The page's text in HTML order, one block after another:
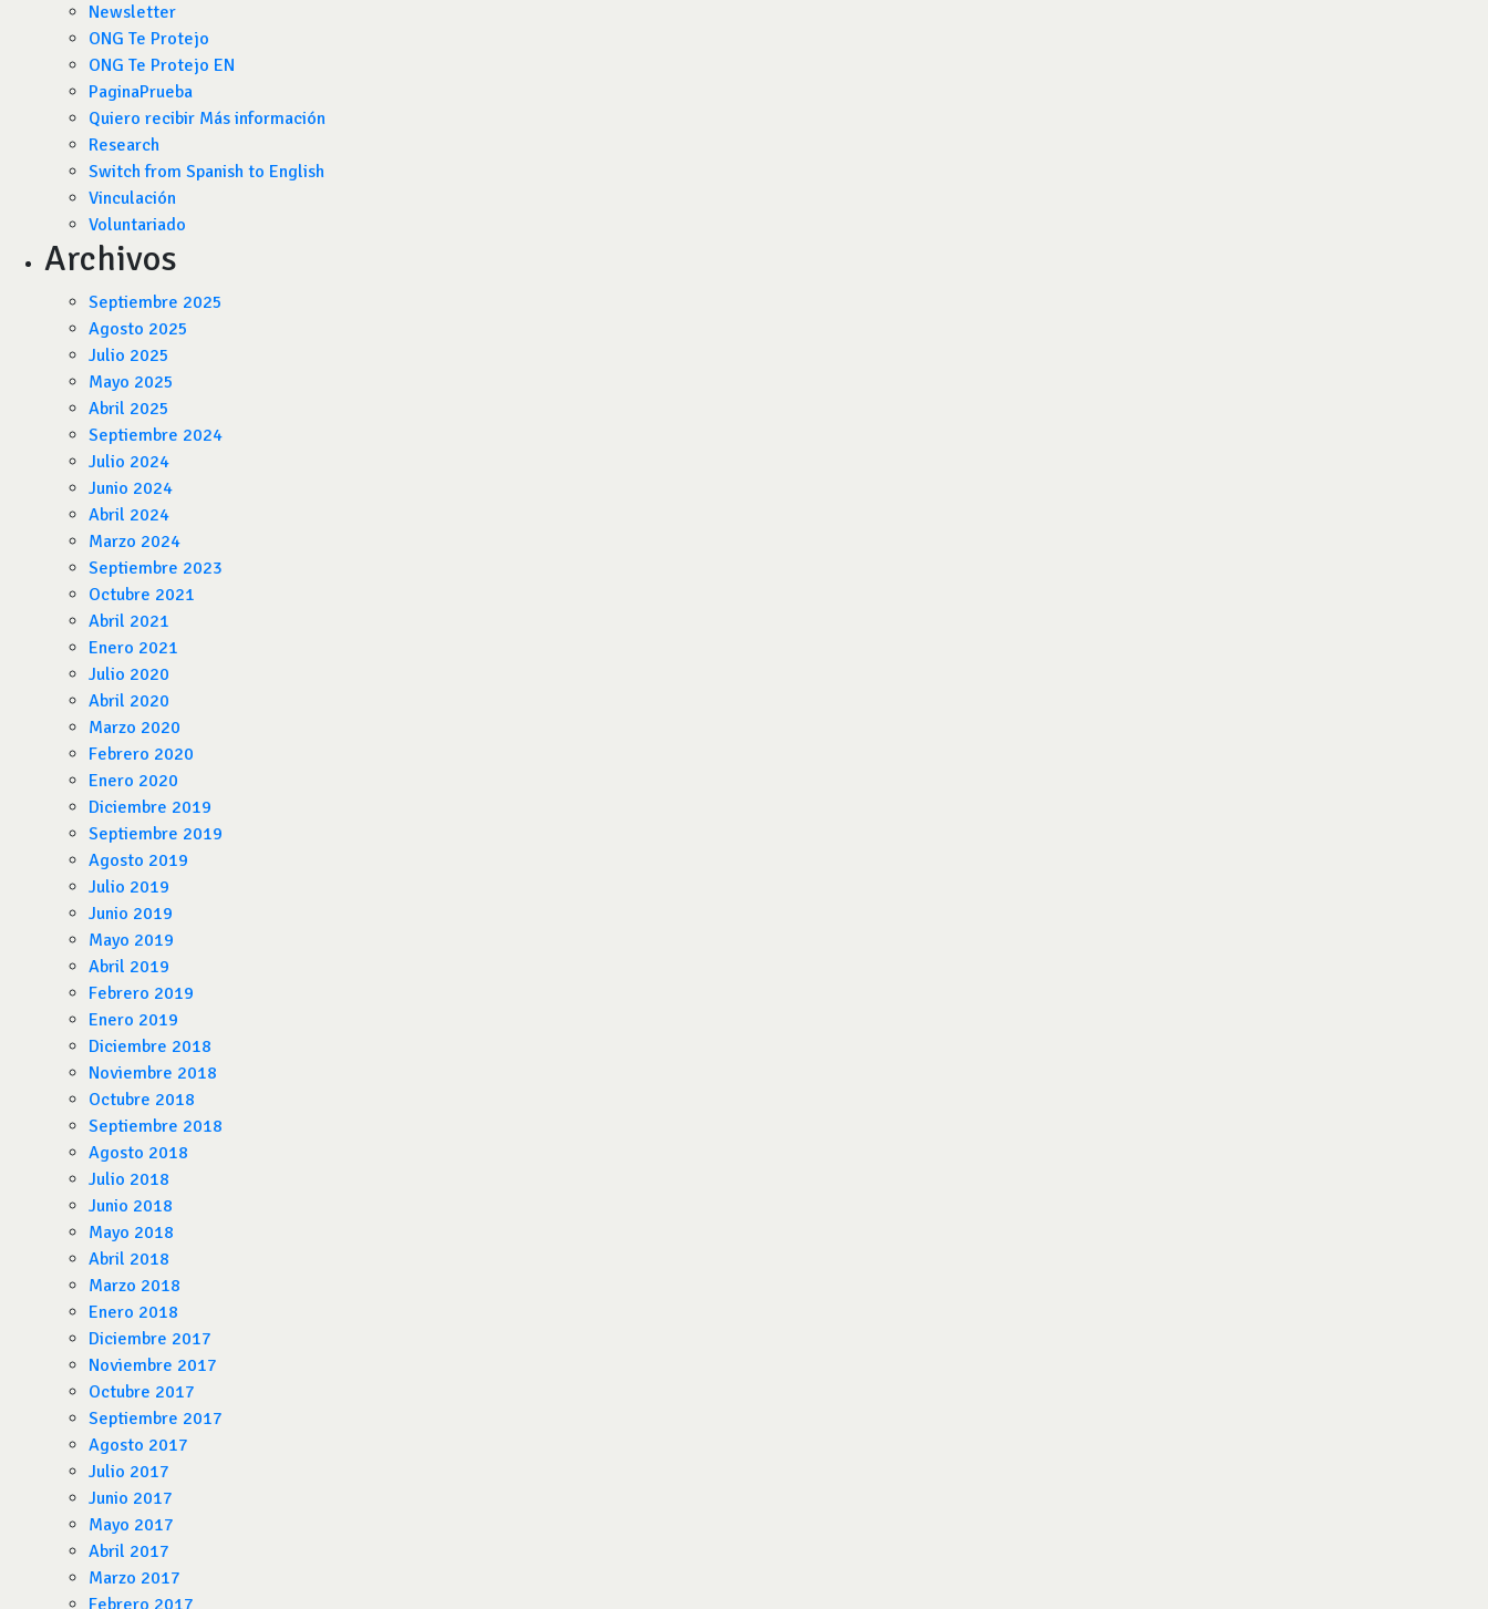
Newsletter
ONG Te Protejo
ONG Te Protejo EN
PaginaPrueba
Quiero recibir Más información
Research
Switch from Spanish to English
Vinculación
Voluntariado
Archivos
Septiembre 2025
Agosto 2025
Julio 2025
Mayo 2025
Abril 2025
Septiembre 2024
Julio 2024
Junio 2024
Abril 2024
Marzo 2024
Septiembre 2023
Octubre 2021
Abril 2021
Enero 2021
Julio 2020
Abril 2020
Marzo 2020
Febrero 2020
Enero 2020
Diciembre 2019
Septiembre 2019
Agosto 2019
Julio 2019
Junio 2019
Mayo 2019
Abril 2019
Febrero 2019
Enero 2019
Diciembre 2018
Noviembre 2018
Octubre 2018
Septiembre 2018
Agosto 2018
Julio 2018
Junio 2018
Mayo 2018
Abril 2018
Marzo 2018
Enero 2018
Diciembre 2017
Noviembre 2017
Octubre 2017
Septiembre 2017
Agosto 2017
Julio 2017
Junio 2017
Mayo 2017
Abril 2017
Marzo 2017
Febrero 2017